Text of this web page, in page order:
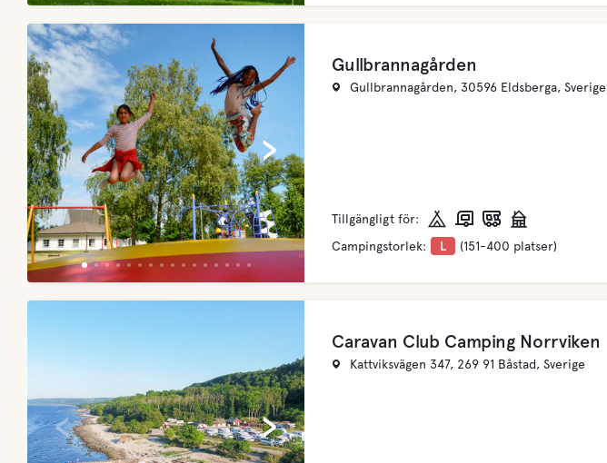
›
‹
Gullbrannagården
Gullbrannagården, 30596 Eldsberga, Sverige
Tillgängligt för:
Campingstorlek:
L (151-400 platser)
›
‹
Caravan Club Camping Norrviken
Kattviksvägen 347, 269 91 Båstad, Sverige